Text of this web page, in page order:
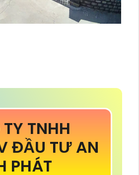
TNHH
ĐẦU TƯ AN
PHÁT